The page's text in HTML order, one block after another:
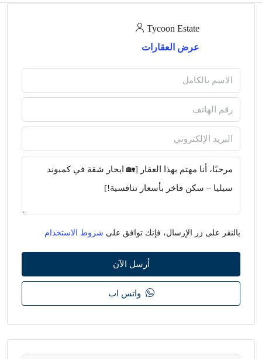
Tycoon Estate
عرض العقارات
بالنقر على زر الإرسال، فإنك توافق على شروط الاستخدام
أرسل الآن
واتس اب